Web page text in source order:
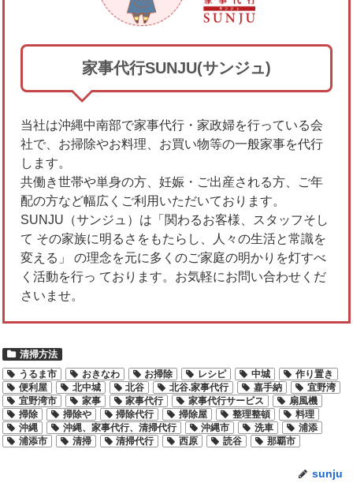
家事代行SUNJU(サンジュ)
当社は沖縄中南部で家事代行・家政婦を行っている会
社で、お掃除やお料理、お買い物等の一般家事を代行
します。
共働き世帯や単身の方、妊娠・ご出産される方、ご年
配の方など幅広くご利用いただいております。
SUNJU（サンジュ）は「関わるお客様、スタッフそし
て その家族に明るさをもたらし、人々の生活と常識を
変える」 の理念を元に多くのご家庭の明かりを灯すべ
く活動を行っ ております。お気軽にお問い合わせくだ
さいませ。
清掃方法
うるま市
おきなわ お掃除 レシピ 中城
作り置き
便利屋
北中城 北谷 北谷.家事代行 嘉手納
宜野湾
宜野湾市
家事 家事代行 家事代行サービス
扇風機
掃除
掃除や 掃除代行 掃除屋 整理整頓
料理
沖縄
沖縄、家事代行、清掃代行 沖縄市 洗車
浦添
浦添市
清掃 清掃代行 西原 読谷 那覇市
sunju